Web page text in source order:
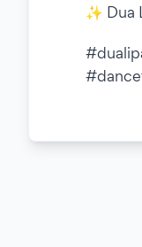
✨ Dua